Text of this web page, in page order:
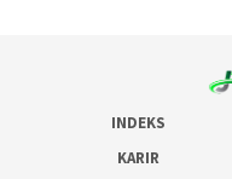
INDEKS
KARIR